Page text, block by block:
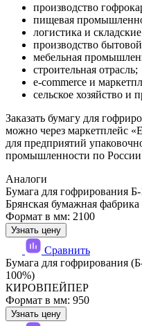
производство
пищевая
логистика и
производство
мебельная
строительная отрасль;
e-commerce и
сельское хозяйство и
Заказать бумагу для
можно через маркетплейс
для предприятий
промышленности по
Аналоги
Бумага для гофрирования
Брянская бумажная фабрика
Формат в мм: 2100
Узнать цену
Сравнить
Бумага для гофрирования
100%)
КИРОВПЕЙПЕР
Формат в мм: 950
Узнать цену